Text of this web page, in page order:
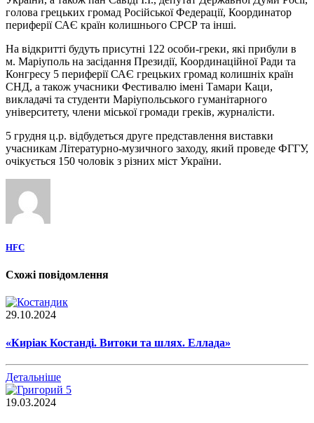
голова грецьких громад Російської Федерації, Координатор
периферії САЄ країн колишнього СРСР та інші.
На відкритті будуть присутні 122 особи-греки, які прибули в
м. Маріуполь на засідання Президії, Координаційної Ради та
Конгресу 5 периферії САЄ грецьких громад колишніх країн
СНД, а також учасники Фестивалю імені Тамари Каци,
викладачі та студенти Маріупольського гуманітарного
університету, члени міської громади греків, журналісти.
5 грудня ц.р. відбудеться друге представлення виставки
учасникам Літературно-музичного заходу, який проведе ФГГУ,
очікується 150 чоловік з різних міст України.
HFC
Схожі повідомлення
29.10.2024
«Киріак Костанді. Витоки та шлях. Еллада»
Детальніше
19.03.2024